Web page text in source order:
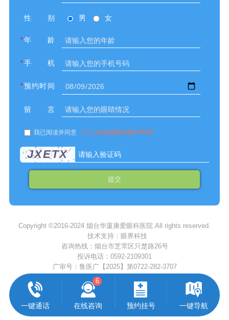
性别 男 女
* 年龄
* 手机
* 预约时间
留言
我已阅读并同意 《个人信息授权和保护声明》
JXETX
提交
Copyright ©2016-2024 烟台华厦康爱眼科医院.All rights reserved.
技术支持：眼界科技
咨询热线： 烟台市芝罘区只楚路26号
投诉电话： 0592-2109301
广审号：鲁医广【2025】第0722-282-3707
一键通话
6
在线咨询 预约挂号 一键导航